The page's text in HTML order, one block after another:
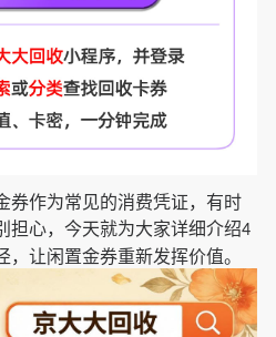
券作为常见的消费凭证，有时
担心，今天就为大家详细介绍4
让闲置金券重新发挥价值。